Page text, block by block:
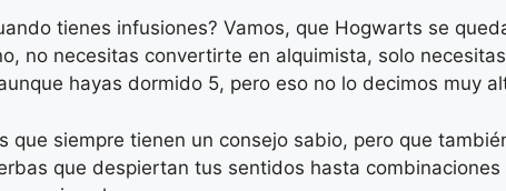
tienes infusiones? Vamos, que Hogwarts se
no necesitas convertirte en alquimista, solo
hayas dormido 5, pero eso no lo decimos muy
que siempre tienen un consejo sabio, pero que
que despiertan tus sentidos hasta